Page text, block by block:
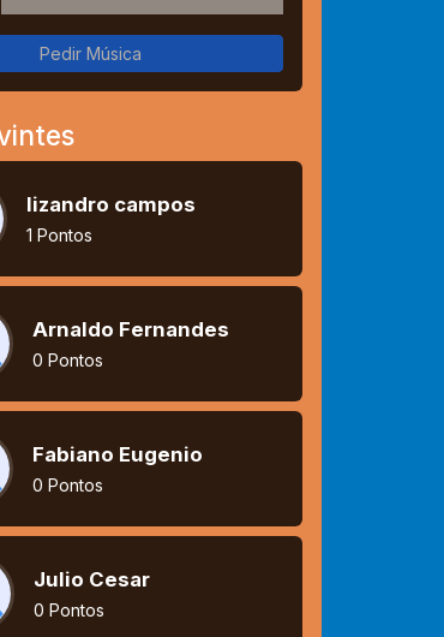
Pedir Música
lizandro campos
1 Pontos
Arnaldo Fernandes
0 Pontos
Fabiano Eugenio
0 Pontos
Julio Cesar
0 Pontos